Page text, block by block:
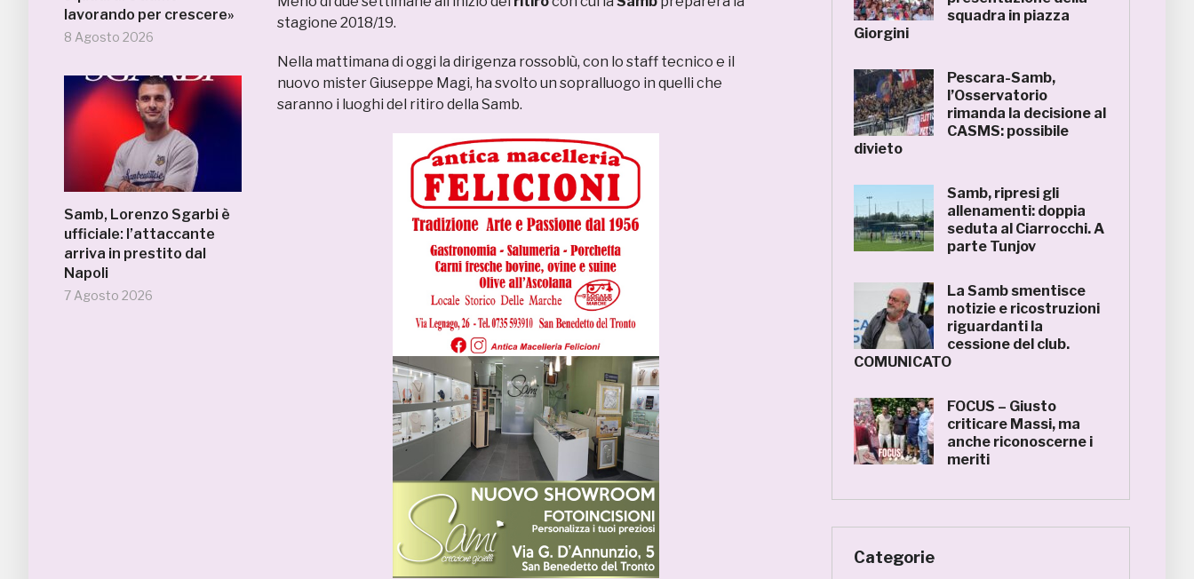
lavorando per crescere»
8 Agosto 2026
Samb, Lorenzo Sgarbi è
ufficiale: l’attaccante
arriva in prestito dal
Napoli
7 Agosto 2026
stagione 2018/19.
Nella mattimana di oggi la dirigenza rossoblù, con lo staff tecnico e il
nuovo mister Giuseppe Magi, ha svolto un sopralluogo in quelli che
saranno i luoghi del ritiro della Samb.
squadra in piazza
Giorgini
Pescara-Samb,
l’Osservatorio
rimanda la decisione al
CASMS: possibile
divieto
Samb, ripresi gli
allenamenti: doppia
seduta al Ciarrocchi. A
parte Tunjov
La Samb smentisce
notizie e ricostruzioni
riguardanti la
cessione del club.
COMUNICATO
FOCUS – Giusto
criticare Massi, ma
anche riconoscerne i
meriti
Categorie